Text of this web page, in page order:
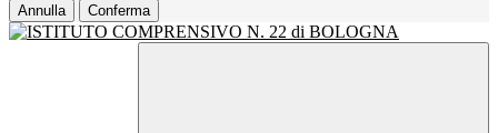
Annulla Conferma